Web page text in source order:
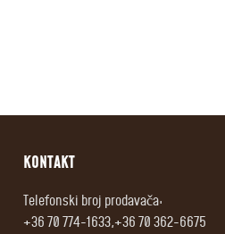
KONTAKT
Telefonski broj prodavača:
+36 70 774-1633,+36 70 362-6675